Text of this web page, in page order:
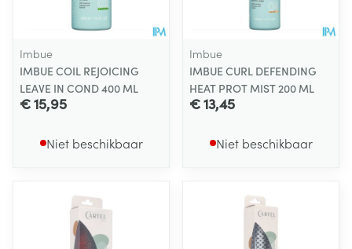
Imbue
IMBUE COIL REJOICING
LEAVE IN COND 400 ML
€ 15,95
Niet beschikbaar
Imbue
IMBUE CURL DEFENDING
HEAT PROT MIST 200 ML
€ 13,45
Niet beschikbaar